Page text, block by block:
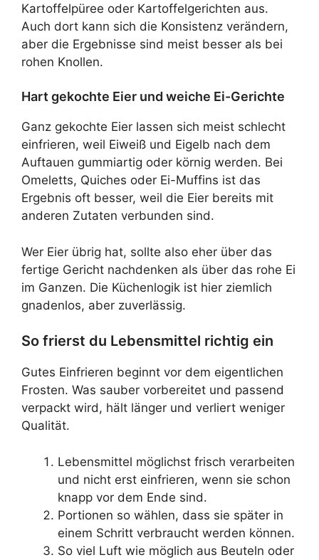
Kartoffelpüree oder Kartoffelgerichten aus.
Auch dort kann sich die Konsistenz verändern,
aber die Ergebnisse sind meist besser als bei
rohen Knollen.
Hart gekochte Eier und weiche Ei-Gerichte
Ganz gekochte Eier lassen sich meist schlecht
einfrieren, weil Eiweiß und Eigelb nach dem
Auftauen gummiartig oder körnig werden. Bei
Omeletts, Quiches oder Ei-Muffins ist das
Ergebnis oft besser, weil die Eier bereits mit
anderen Zutaten verbunden sind.
Wer Eier übrig hat, sollte also eher über das
fertige Gericht nachdenken als über das rohe Ei
im Ganzen. Die Küchenlogik ist hier ziemlich
gnadenlos, aber zuverlässig.
So frierst du Lebensmittel richtig ein
Gutes Einfrieren beginnt vor dem eigentlichen
Frosten. Was sauber vorbereitet und passend
verpackt wird, hält länger und verliert weniger
Qualität.
Lebensmittel möglichst frisch verarbeiten
und nicht erst einfrieren, wenn sie schon
knapp vor dem Ende sind.
Portionen so wählen, dass sie später in
einem Schritt verbraucht werden können.
So viel Luft wie möglich aus Beuteln oder